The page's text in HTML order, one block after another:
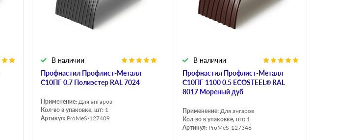
Профнастил Профлист-Металл
C10ПГ 0.7 Полиэстер RAL 7024
В наличии
Применение: Для ангаров
Кол-во в упаковке, шт: 1
Артикул: ProMeS-127409
Профнастил Профлист-Металл
C10ПГ 1100 0.5 ECOSTEEL® RAL
8017 Мореный дуб
В наличии
Применение: Для ангаров
Кол-во в упаковке, шт: 1
Артикул: ProMeS-127346